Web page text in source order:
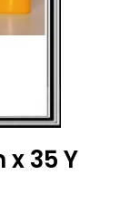
35 Y